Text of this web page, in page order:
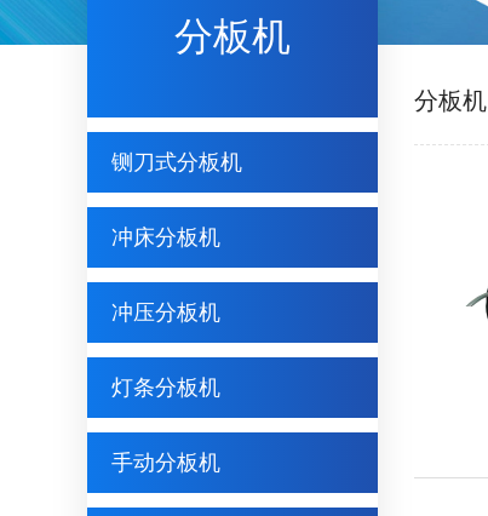
分板机
铡刀式分板机
冲床分板机
冲压分板机
灯条分板机
手动分板机
分板机